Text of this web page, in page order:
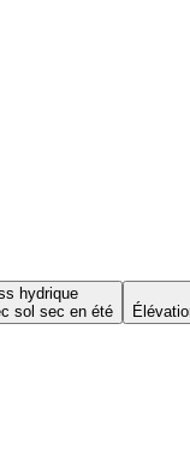
hydrique
sol sec en été